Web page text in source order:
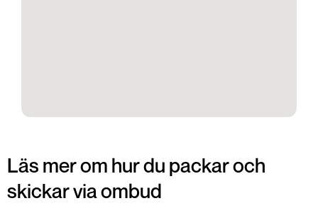
Läs mer om hur du packar och
skickar via ombud